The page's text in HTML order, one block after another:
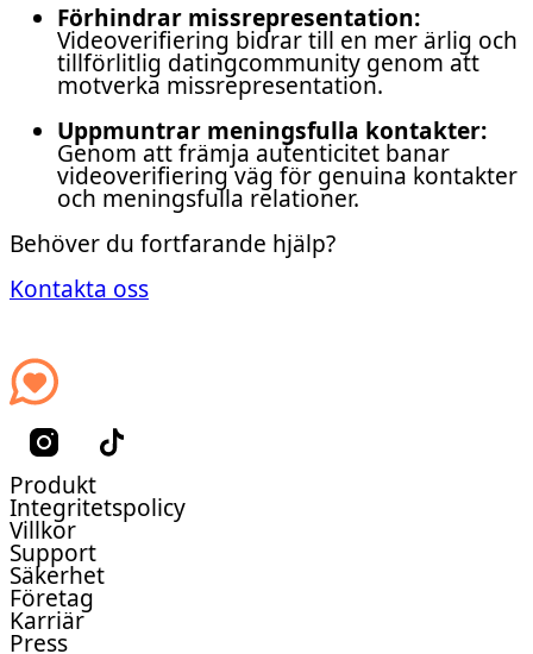
Förhindrar missrepresentation:
Videoverifiering bidrar till en mer ärlig och
tillförlitlig datingcommunity genom att
motverka missrepresentation.
Uppmuntrar meningsfulla kontakter:
Genom att främja autenticitet banar
videoverifiering väg för genuina kontakter
och meningsfulla relationer.
Behöver du fortfarande hjälp?
Kontakta oss
Produkt
Integritetspolicy
Villkor
Support
Säkerhet
Företag
Karriär
Press